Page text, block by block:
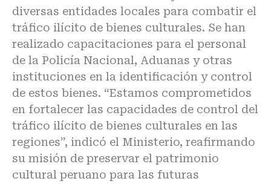
diversas entidades locales para combatir el
tráfico ilícito de bienes culturales. Se han
realizado capacitaciones para el personal
de la Policía Nacional, Aduanas y otras
instituciones en la identificación y control
de estos bienes. “Estamos comprometidos
en fortalecer las capacidades de control del
tráfico ilícito de bienes culturales en las
regiones”, indicó el Ministerio, reafirmando
su misión de preservar el patrimonio
cultural peruano para las futuras